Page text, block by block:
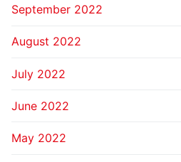
September 2022
August 2022
July 2022
June 2022
May 2022